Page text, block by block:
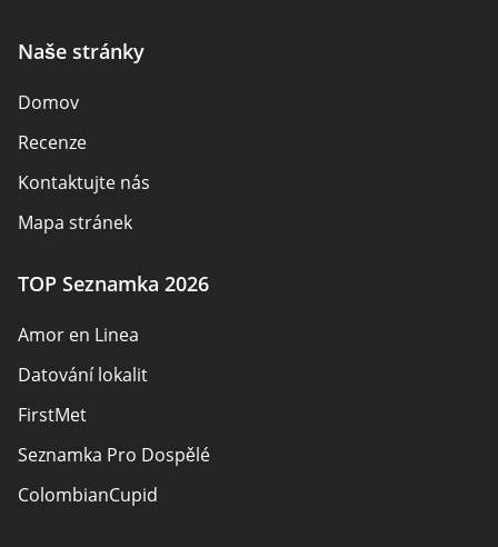
Naše stránky
Domov
Recenze
Kontaktujte nás
Mapa stránek
TOP Seznamka 2026
Amor en Linea
Datování lokalit
FirstMet
Seznamka Pro Dospělé
ColombianCupid